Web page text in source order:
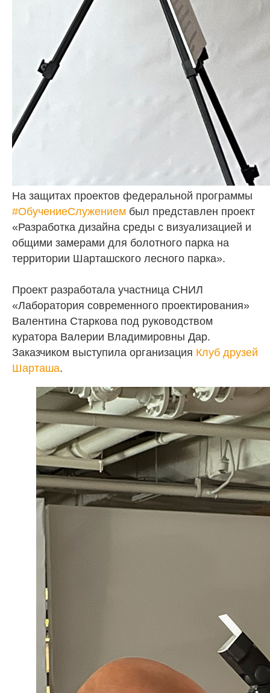
На защитах проектов федеральной программы
#ОбучениеСлужением был представлен проект
«Разработка дизайна среды с визуализацией и
общими замерами для болотного парка на
территории Шарташского лесного парка».
Проект разработала участница СНИЛ
«Лаборатория современного проектирования»
Валентина Старкова под руководством
куратора Валерии Владимировны Дар.
Заказчиком выступила организация Клуб друзей
Шарташа.